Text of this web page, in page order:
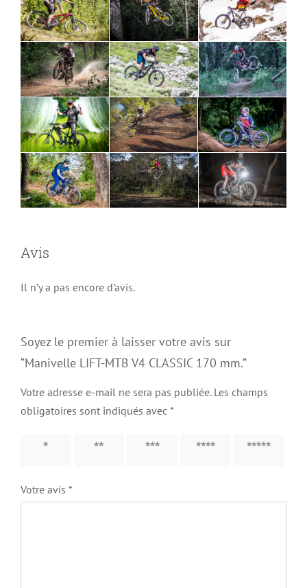
Avis
Il n’y a pas encore d’avis.
Soyez le premier à laisser votre avis sur
“Manivelle LIFT-MTB V4 CLASSIC 170 mm.”
Votre adresse e-mail ne sera pas publiée. Les champs
obligatoires sont indiqués avec *
1 étoile
2 étoiles
3 étoiles
4 étoiles
5 étoiles
Votre avis *